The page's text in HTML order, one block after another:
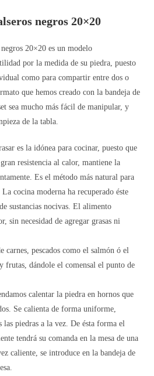
negros 20×20
20×20 es un modelo
por la medida de su piedra, puesto
como para compartir entre dos o
que hemos creado con la bandeja de
sea mucho más fácil de manipular, y
de la tabla.
es la idónea para cocinar, puesto que
resistencia al calor, mantiene la
Es el método más natural para
cocina moderna ha recuperado éste
sustancias nocivas. El alimento
sin necesidad de agregar grasas ni
carnes, pescados como el salmón ó el
frutas, dándole el comensal el punto de
calentar la piedra en hornos que
Se calienta de forma uniforme,
piedras a la vez. De ésta forma el
tendrá su comanda en la mesa de una
caliente, se introduce en la bandeja de